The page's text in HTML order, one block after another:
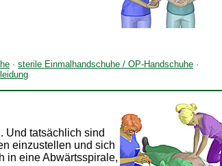
· sterile Einmalhandschuhe / OP-Handschuhe ·
Und tatsächlich sind
einzustellen und sich
in eine Abwärtsspirale,